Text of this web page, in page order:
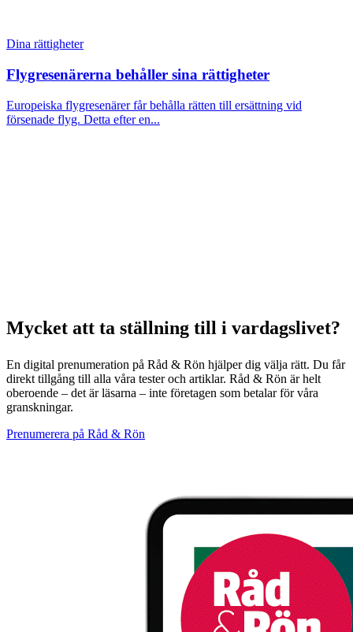
Dina rättigheter
Flygresenärerna behåller sina rättigheter
Europeiska flygresenärer får behålla rätten till ersättning vid
försenade flyg. Detta efter en...
Mycket att ta ställning till i vardagslivet?
En digital prenumeration på Råd & Rön hjälper dig välja rätt. Du får
direkt tillgång till alla våra tester och artiklar. Råd & Rön är helt
oberoende – det är läsarna – inte företagen som betalar för våra
granskningar.
Prenumerera på Råd & Rön